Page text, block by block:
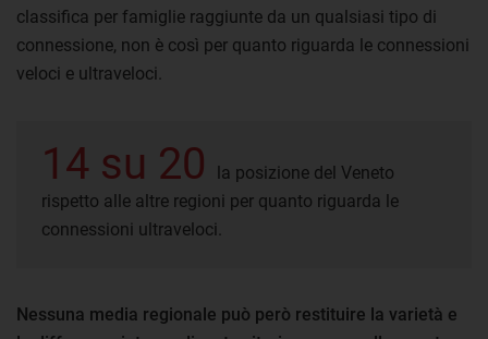
classifica per famiglie raggiunte da un qualsiasi tipo di
connessione, non è così per quanto riguarda le connessioni
veloci e ultraveloci.
14 su 20
la posizione del Veneto
rispetto alle altre regioni per quanto riguarda le
connessioni ultraveloci.
Nessuna media regionale può però restituire la varietà e